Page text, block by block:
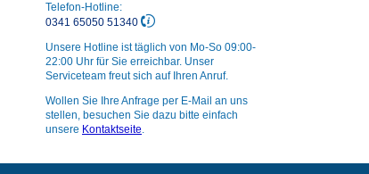
Telefon-Hotline:
0341 65050 51340
Unsere Hotline ist täglich von Mo-So 09:00-
22:00 Uhr für Sie erreichbar. Unser
Serviceteam freut sich auf Ihren Anruf.
Wollen Sie Ihre Anfrage per E-Mail an uns
stellen, besuchen Sie dazu bitte einfach
unsere Kontaktseite.